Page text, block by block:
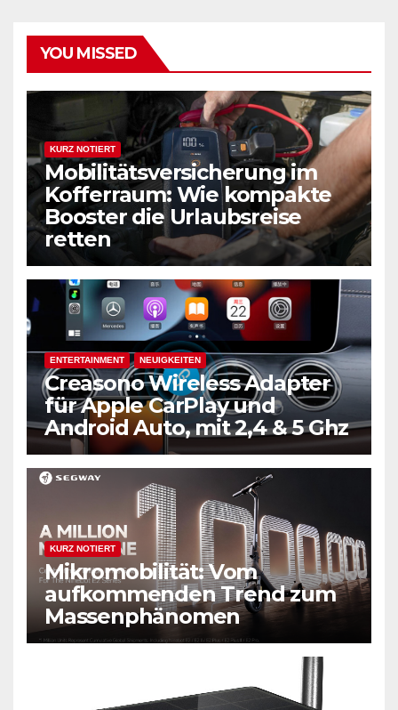
YOU MISSED
KURZ NOTIERT
Mobilitätsversicherung im
Kofferraum: Wie kompakte
Booster die Urlaubsreise
retten
ENTERTAINMENT NEUIGKEITEN
Creasono Wireless Adapter
für Apple CarPlay und
Android Auto, mit 2,4 & 5 Ghz
KURZ NOTIERT
Mikromobilität: Vom
aufkommenden Trend zum
Massenphänomen